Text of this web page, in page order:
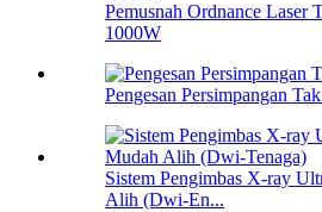
Pemusnah Ordnance Laser
1000W
Pengesan Persimpangan
Sistem Pengimbas X-ray
Alih (Dwi-En...